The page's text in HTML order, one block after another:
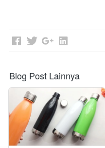
Blog Post Lainnya